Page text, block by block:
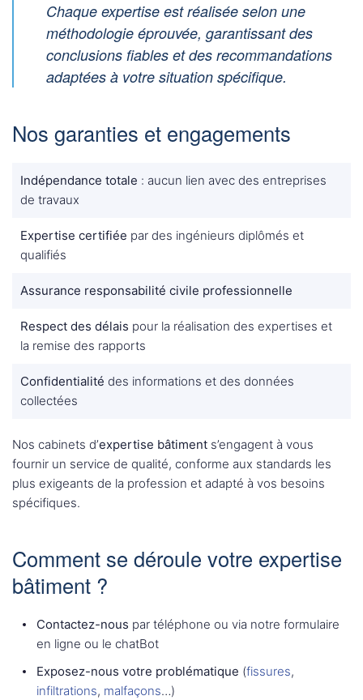
Chaque expertise est réalisée selon une
méthodologie éprouvée, garantissant des
conclusions fiables et des recommandations
adaptées à votre situation spécifique.
Nos garanties et engagements
Indépendance totale : aucun lien avec des entreprises
de travaux
Expertise certifiée par des ingénieurs diplômés et
qualifiés
Assurance responsabilité civile professionnelle
Respect des délais pour la réalisation des expertises et
la remise des rapports
Confidentialité des informations et des données
collectées
Nos cabinets d’expertise bâtiment s’engagent à vous
fournir un service de qualité, conforme aux standards les
plus exigeants de la profession et adapté à vos besoins
spécifiques.
Comment se déroule votre expertise
bâtiment ?
Contactez-nous par téléphone ou via notre formulaire
en ligne ou le chatBot
Exposez-nous votre problématique (fissures,
infiltrations, malfaçons…)